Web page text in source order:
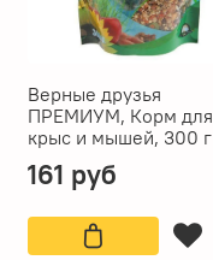
Верные друзья
ПРЕМИУМ, Корм для
крыс и мышей, 300 г
161 руб